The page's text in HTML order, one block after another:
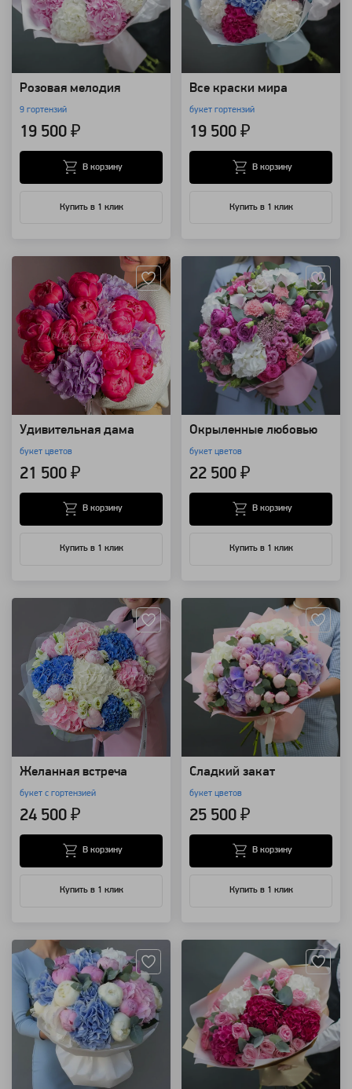
Розовая мелодия
9 гортензий
19 500 ₽
Купить в 1 клик
В корзину
Все краски мира
букет гортензий
19 500 ₽
Купить в 1 клик
В корзину
Удивительная дама
букет цветов
21 500 ₽
Купить в 1 клик
В корзину
Окрыленные любовью
букет цветов
22 500 ₽
Купить в 1 клик
В корзину
Желанная встреча
букет с гортензией
24 500 ₽
Купить в 1 клик
В корзину
Сладкий закат
букет цветов
25 500 ₽
Купить в 1 клик
В корзину